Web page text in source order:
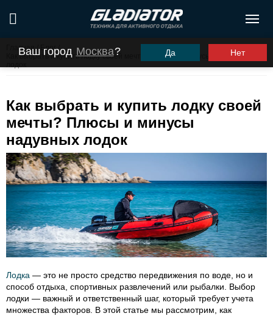
Ваш город Москва? Да Нет
Главная Блог /
Как выбрать и купить лодку своей мечты? Плюсы и минусы надувных
Как выбрать и купить лодку своей
мечты? Плюсы и минусы
надувных лодок
Лодка — это не просто средство передвижения по воде, но и
способ отдыха, спортивных развлечений или рыбалки. Выбор
лодки — важный и ответственный шаг, который требует учета
множества факторов. В этой статье мы рассмотрим, как